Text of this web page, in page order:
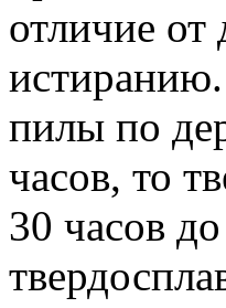
отличие
пилы по
часов, то
30 часов